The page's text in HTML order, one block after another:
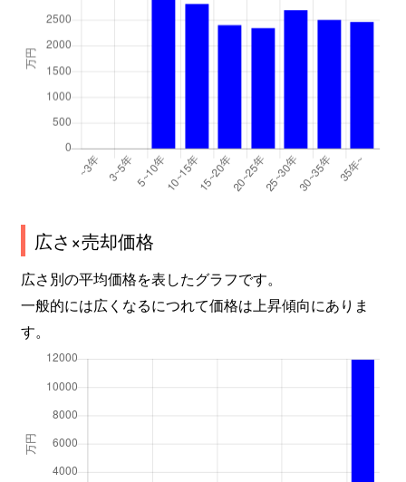
広さ×売却価格
広さ別の平均価格を表したグラフです。
一般的には広くなるにつれて価格は上昇傾向にありま
す。